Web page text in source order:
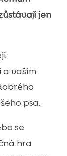
jen
a vaším
psa.
se
hra